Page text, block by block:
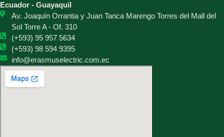
Ecuador - Guayaquil
Av. Joaquín Orrantia y Juan Tanca Marengo Torres del Mall del
Sol Torre A - Of. 310
(+593) 95 957 5634
(+593) 98 594 9395
info@erasmuselectric.com.ec